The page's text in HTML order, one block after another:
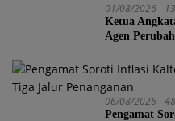
01/08/2026
Ketua
Agen
06/08/2026
Pengamat